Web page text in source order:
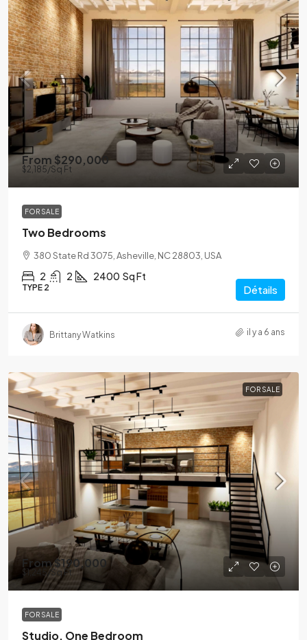
From $290,000
$2,185/Sq Ft
FOR SALE
Two Bedrooms
380 State Rd 3075, Asheville, NC 28803, USA
2 2 2400 Sq Ft
TYPE 2 Détails
Brittany Watkins il y a 6 ans
FOR SALE
From$190,000
$1,245/Sq Ft
FOR SALE
Studio, One Bedroom